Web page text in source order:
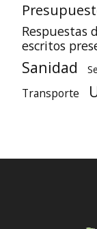
Respuestas
escritos
Sanidad
Transporte